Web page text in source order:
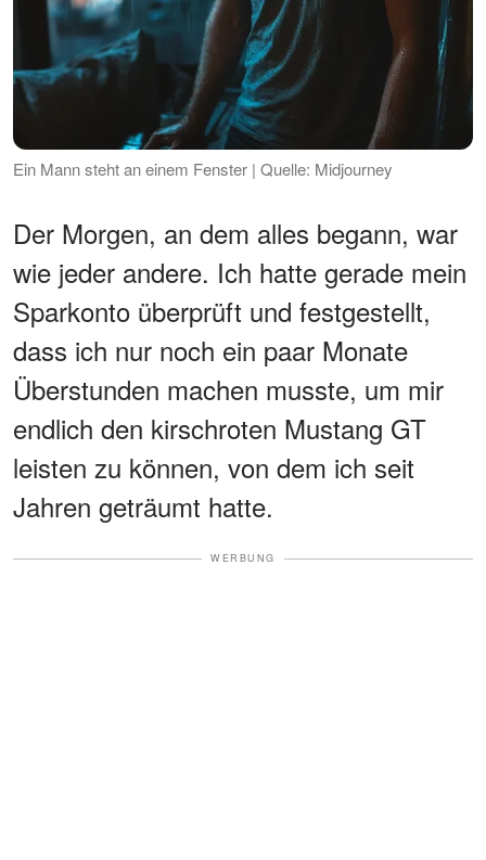
Ein Mann steht an einem Fenster | Quelle: Midjourney
Der Morgen, an dem alles begann, war
wie jeder andere. Ich hatte gerade mein
Sparkonto überprüft und festgestellt,
dass ich nur noch ein paar Monate
Überstunden machen musste, um mir
endlich den kirschroten Mustang GT
leisten zu können, von dem ich seit
Jahren geträumt hatte.
WERBUNG